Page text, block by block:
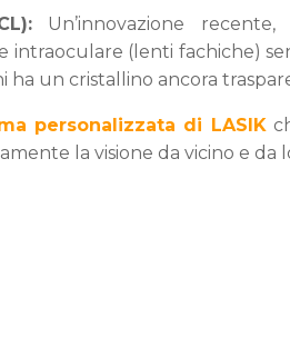
Un’innovazione
intraoculare (lenti fachiche)
ha un cristallino ancora
personalizzata di LASIK
la visione da vicino e da